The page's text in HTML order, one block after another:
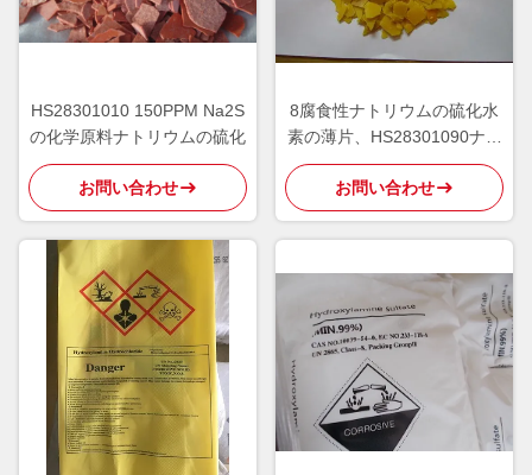
HS28301010 150PPM Na2S
の化学原料ナトリウムの硫化
お問い合わせ
8腐食性ナトリウムの硫化水
素の薄片、HS28301090ナト
リウムBisulfide
お問い合わせ